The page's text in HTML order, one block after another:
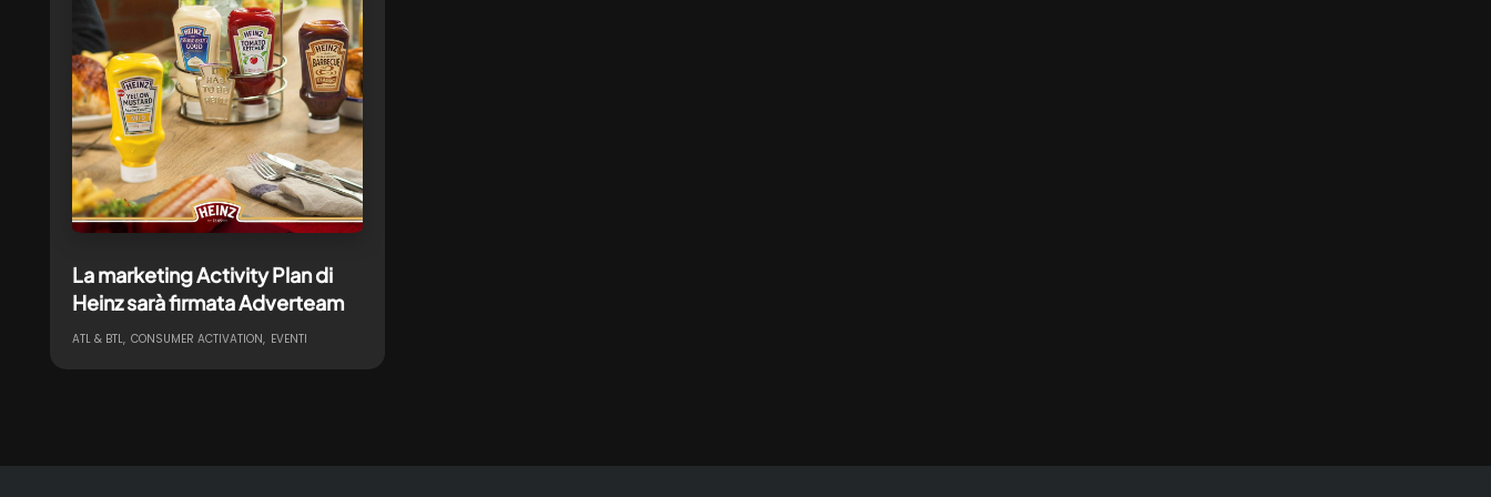
ATL & BTL CONSUMER ACTIVATION EVENTI
La marketing Activity Plan di
Heinz sarà firmata Adverteam